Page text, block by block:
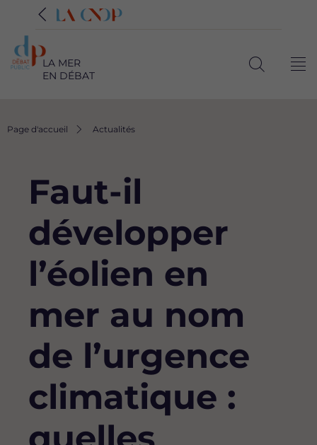
LA MER
EN DÉBAT
Fil
Page d'accueil Actualités
Faut-il
développer
l’éolien en
mer au nom
de l’urgence
climatique :